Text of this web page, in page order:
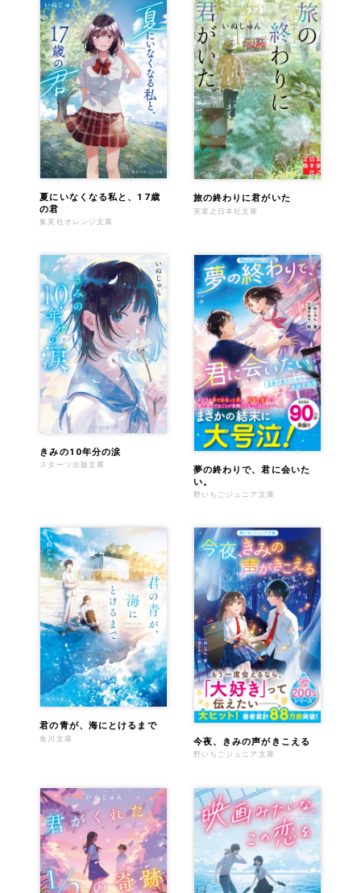
夏にいなくなる私と、17歳
の君
集英社オレンジ文庫
旅の終わりに君がいた
実業之日本社文庫
きみの10年分の涙
スターツ出版文庫
夢の終わりで、君に会いた
い。
野いちごジュニア文庫
君の青が、海にとけるまで
角川文庫 今夜、きみの声がきこえる
野いちごジュニア文庫